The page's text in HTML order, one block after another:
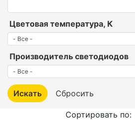
Цветовая температура, К
Производитель светодиодов
Сортировать по: